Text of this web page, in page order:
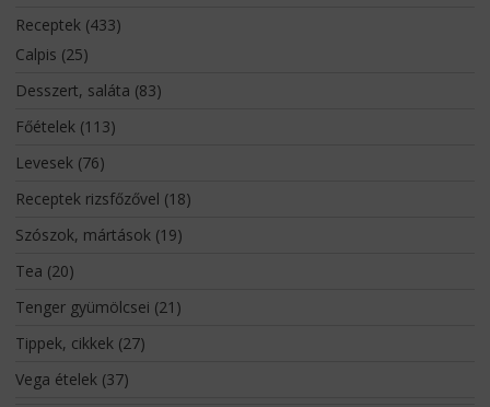
Receptek(433)
Calpis (25)
Desszert, saláta (83)
Főételek(113)
Levesek(76)
Receptek rizsfőzővel (18)
Szószok, mártások(19)
Tea (20)
Tenger gyümölcsei (21)
Tippek, cikkek(27)
Vega ételek(37)